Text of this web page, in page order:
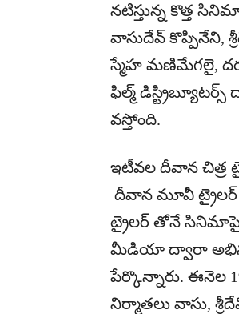
నటిస్తున్న కొత్త
వాసుదేవ్ కొప్పినేని,
స్మేహ మణిమేగలై,
ఫిల్మ్
వస్తోంది.
ఇటీవల దీవాన చిత్ర
దీవాన మూవీ ట్రైలర్
ట్రైలర్ తోనే సినిమాపై
మీడియా ద్వారా
పేర్కొన్నారు. ఈనెల
నిర్మాతలు వాసు,